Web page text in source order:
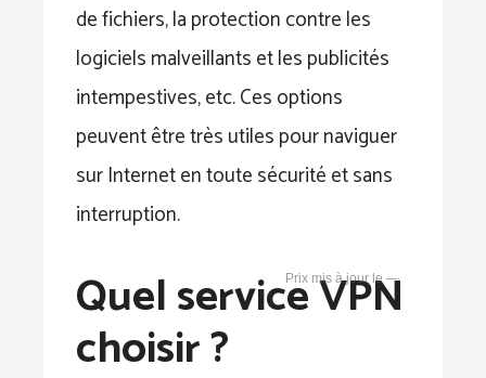
de fichiers, la protection contre les
logiciels malveillants et les publicités
intempestives, etc. Ces options
peuvent être très utiles pour naviguer
sur Internet en toute sécurité et sans
interruption.
—
Quel service VPN
choisir ?